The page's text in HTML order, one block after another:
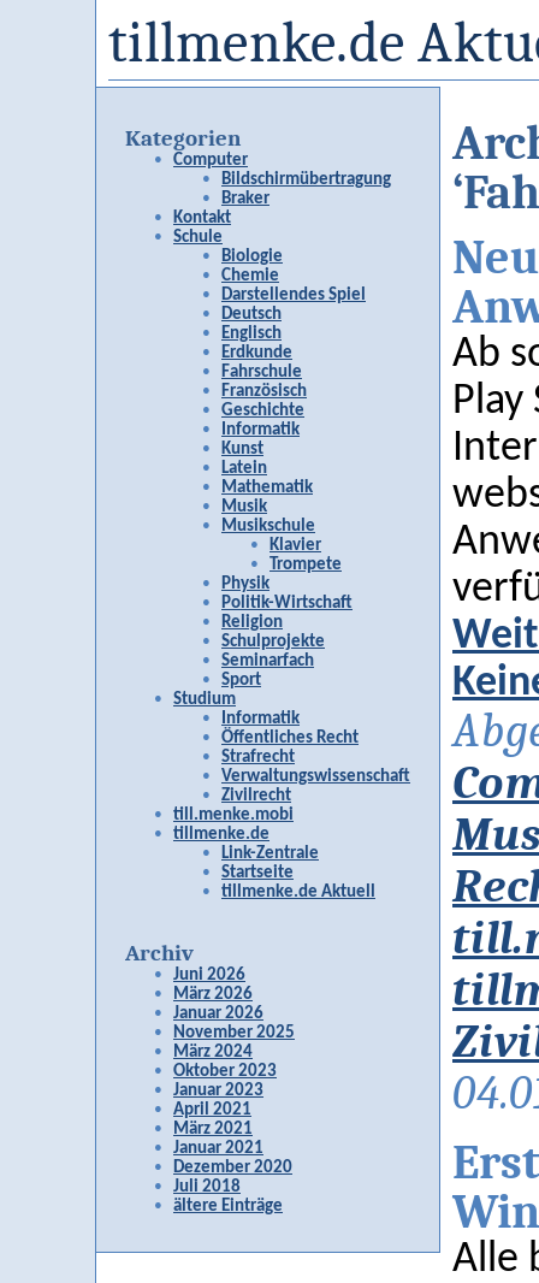
tillmenke.de
Kategorien
Computer
Bildschirmübertragung
Braker
Kontakt
Schule
Biologie
Chemie
Darstellendes Spiel
Deutsch
Englisch
Erdkunde
Fahrschule
Französisch
Geschichte
Informatik
Kunst
Latein
Mathematik
Musik
Musikschule
Klavier
Trompete
Physik
Politik-Wirtschaft
Religion
Schulprojekte
Seminarfach
Sport
Studium
Informatik
Öffentliches Recht
Strafrecht
Verwaltungswissenschaft
Zivilrecht
till.menke.mobi
tillmenke.de
Link-Zentrale
Startseite
tillmenke.de Aktuell
Archiv
Juni 2026
März 2026
Januar 2026
November 2025
März 2024
Oktober 2023
Januar 2023
April 2021
März 2021
Januar 2021
Dezember 2020
Juli 2018
ältere Einträge
Ab
Alle